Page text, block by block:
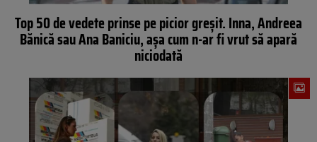
Top 50 de vedete prinse pe picior greșit. Inna, Andreea
Bănică sau Ana Baniciu, așa cum n-ar fi vrut să apară
niciodată